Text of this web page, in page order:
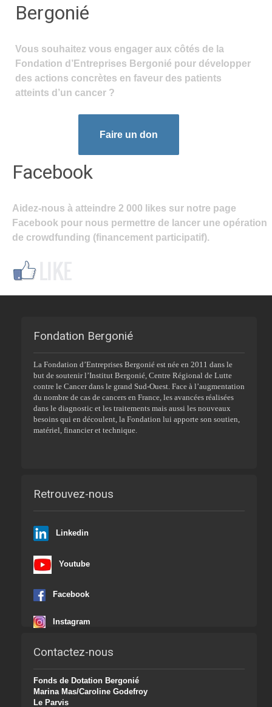
Bergonié
Vous souhaitez vous engager aux côtés de la
Fondation d’Entreprises Bergonié pour développer
des actions concrètes en faveur des patients
atteints d’un cancer ?
Faire un don
Facebook
Aidez-nous à atteindre 2 000 likes sur notre page
Facebook pour nous permettre de lancer une opération
de crowdfunding (financement participatif).
Fondation Bergonié
La Fondation d’Entreprises Bergonié est née en 2011 dans le
but de soutenir l’Institut Bergonié, Centre Régional de Lutte
contre le Cancer dans le grand Sud-Ouest. Face à l’augmentation
du nombre de cas de cancers en France, les avancées réalisées
dans le diagnostic et les traitements mais aussi les nouveaux
besoins qui en découlent, la Fondation lui apporte son soutien,
matériel, financier et technique.
Retrouvez-nous
Linkedin
Youtube
Facebook
Instagram
Contactez-nous
Fonds de Dotation Bergonié
Marina Mas/Caroline Godefroy
Le Parvis